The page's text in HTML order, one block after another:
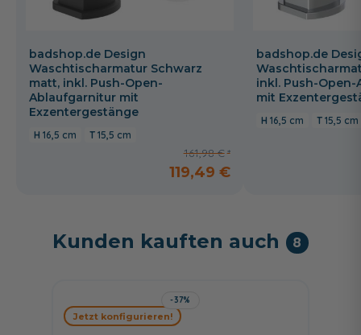
badshop.de Design
Waschtischarmatur Schwarz
matt, inkl. Push-Open-
Ablaufgarnitur mit
Exzentergestänge
16,5 cm 15,5 cm
161,98 €
119,49 €
badshop.de
inkl. Push-
mit
16,5 cm 15,5 cm
Kunden kauften auch 8
-37%
Jetzt konfigurieren!